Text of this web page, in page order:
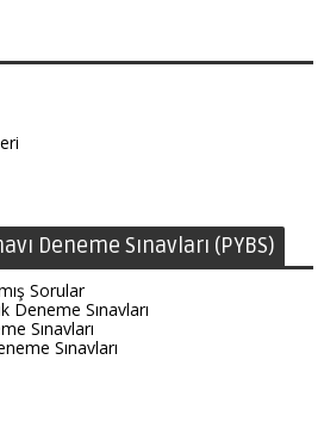
Deneme Sınavları (PYBS)
Sorular
Deneme Sınavları
Sınavları
Sınavları